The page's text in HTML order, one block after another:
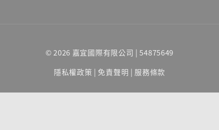
© 2026 嘉宜國際有限公司 | 54875649
隱私權政策 | 免責聲明 | 服務條款